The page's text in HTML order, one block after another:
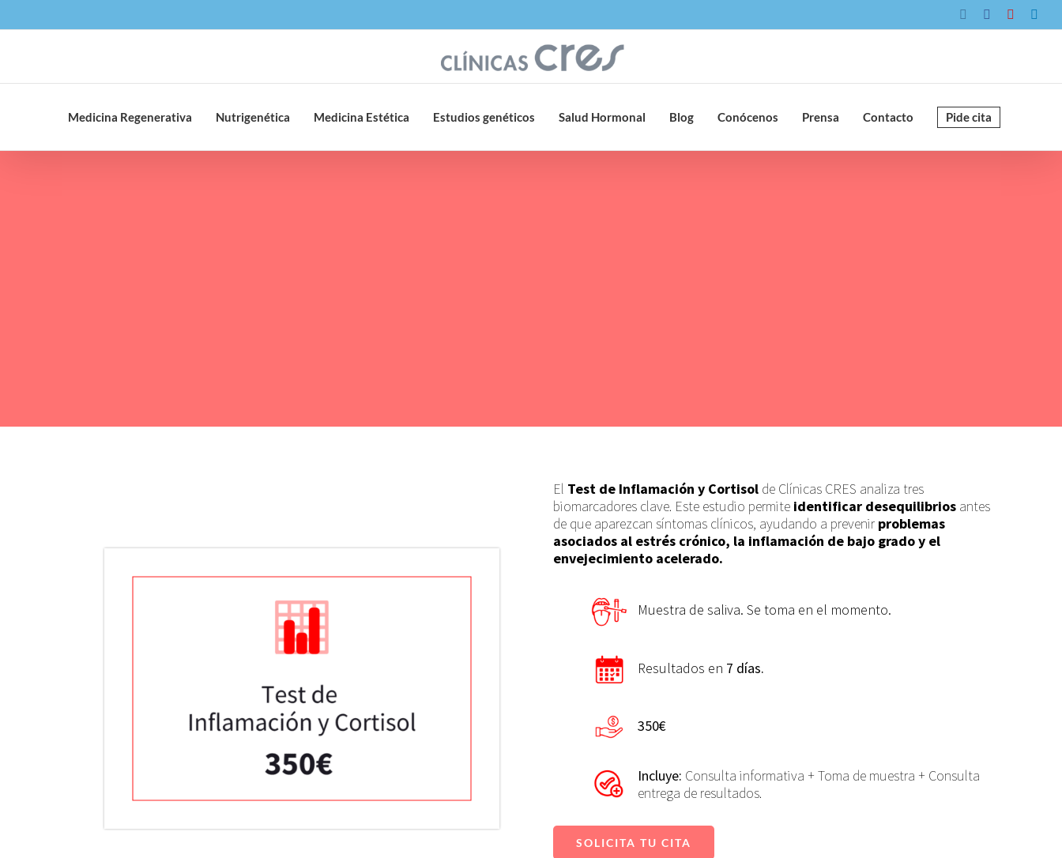
al
InstagramFacebookYouTube
Medicina Regenerativa Nutrigenética Medicina Estética Estudios genéticos Salud Hormonal Blog Conócenos Prensa Contacto Pide cita
El Test de Inflamación y Cortisol de Clínicas CRES analiza tres
biomarcadores clave. Este estudio permite identificar desequilibrios antes
de que aparezcan síntomas clínicos, ayudando a prevenir problemas
asociados al estrés crónico, la inflamación de bajo grado y el
envejecimiento acelerado.
Muestra de saliva. Se toma en el momento.
Resultados en 7 días.
350€
Incluye: Consulta informativa + Toma de muestra + Consulta
entrega de resultados.
SOLICITA TU CITA